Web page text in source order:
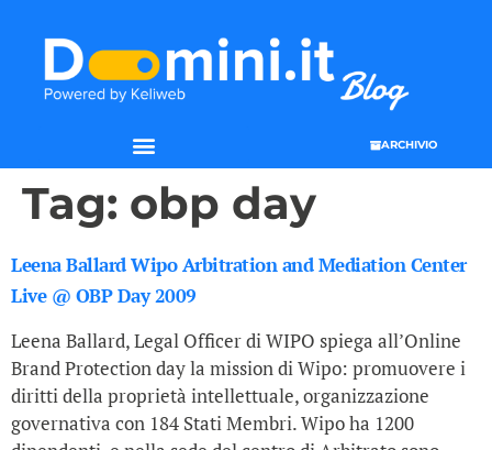
ARCHIVIO
Tag: obp day
Leena Ballard Wipo Arbitration and Mediation Center
Live @ OBP Day 2009
Leena Ballard, Legal Officer di WIPO spiega all’Online
Brand Protection day la mission di Wipo: promuovere i
diritti della proprietà intellettuale, organizzazione
governativa con 184 Stati Membri. Wipo ha 1200